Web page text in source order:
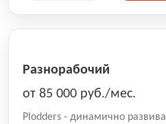
Разнорабочий
от 85 000 руб./мес.
Plodders - динамично